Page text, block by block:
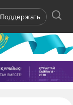
Поддержать